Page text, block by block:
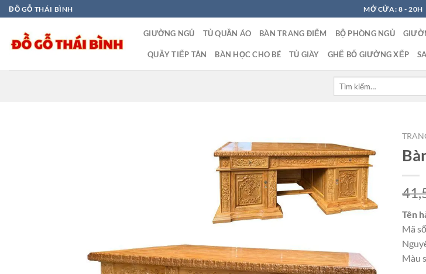
Bỏ
qua
dung
ĐỒ GỖ THÁI BÌNH MỞ CỬA: 8 - 20H
GIƯỜNG NGỦ TỦ QUẦN ÁO BÀN TRANG ĐIỂM BỘ PHÒNG NGỦ
QUẦY TIẾP TÂN BÀN HỌC CHO BÉ TỦ GIÀY GHẾ BỐ GIƯỜNG XẾP
Tên
Mã
Màu